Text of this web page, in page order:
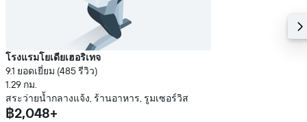
โรงแรมโยเดียเฮอริเทจ
9.1 ยอดเยี่ยม (485 รีวิว)
1.29 กม.
สระว่ายน้ำกลางแจ้ง, ร้านอาหาร, รูมเซอร์วิส
฿2,048+